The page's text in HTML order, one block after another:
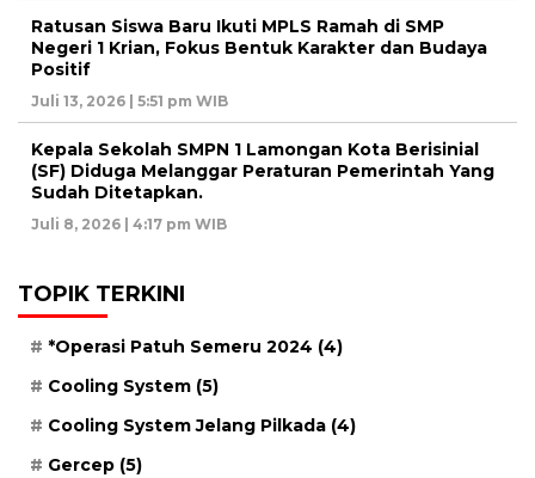
Ratusan Siswa Baru Ikuti MPLS Ramah di SMP
Negeri 1 Krian, Fokus Bentuk Karakter dan Budaya
Positif
Juli 13, 2026 | 5:51 pm WIB
Kepala Sekolah SMPN 1 Lamongan Kota Berisinial
(SF) Diduga Melanggar Peraturan Pemerintah Yang
Sudah Ditetapkan.
Juli 8, 2026 | 4:17 pm WIB
TOPIK TERKINI
*Operasi Patuh Semeru 2024 (4)
Cooling System (5)
Cooling System Jelang Pilkada (4)
Gercep (5)